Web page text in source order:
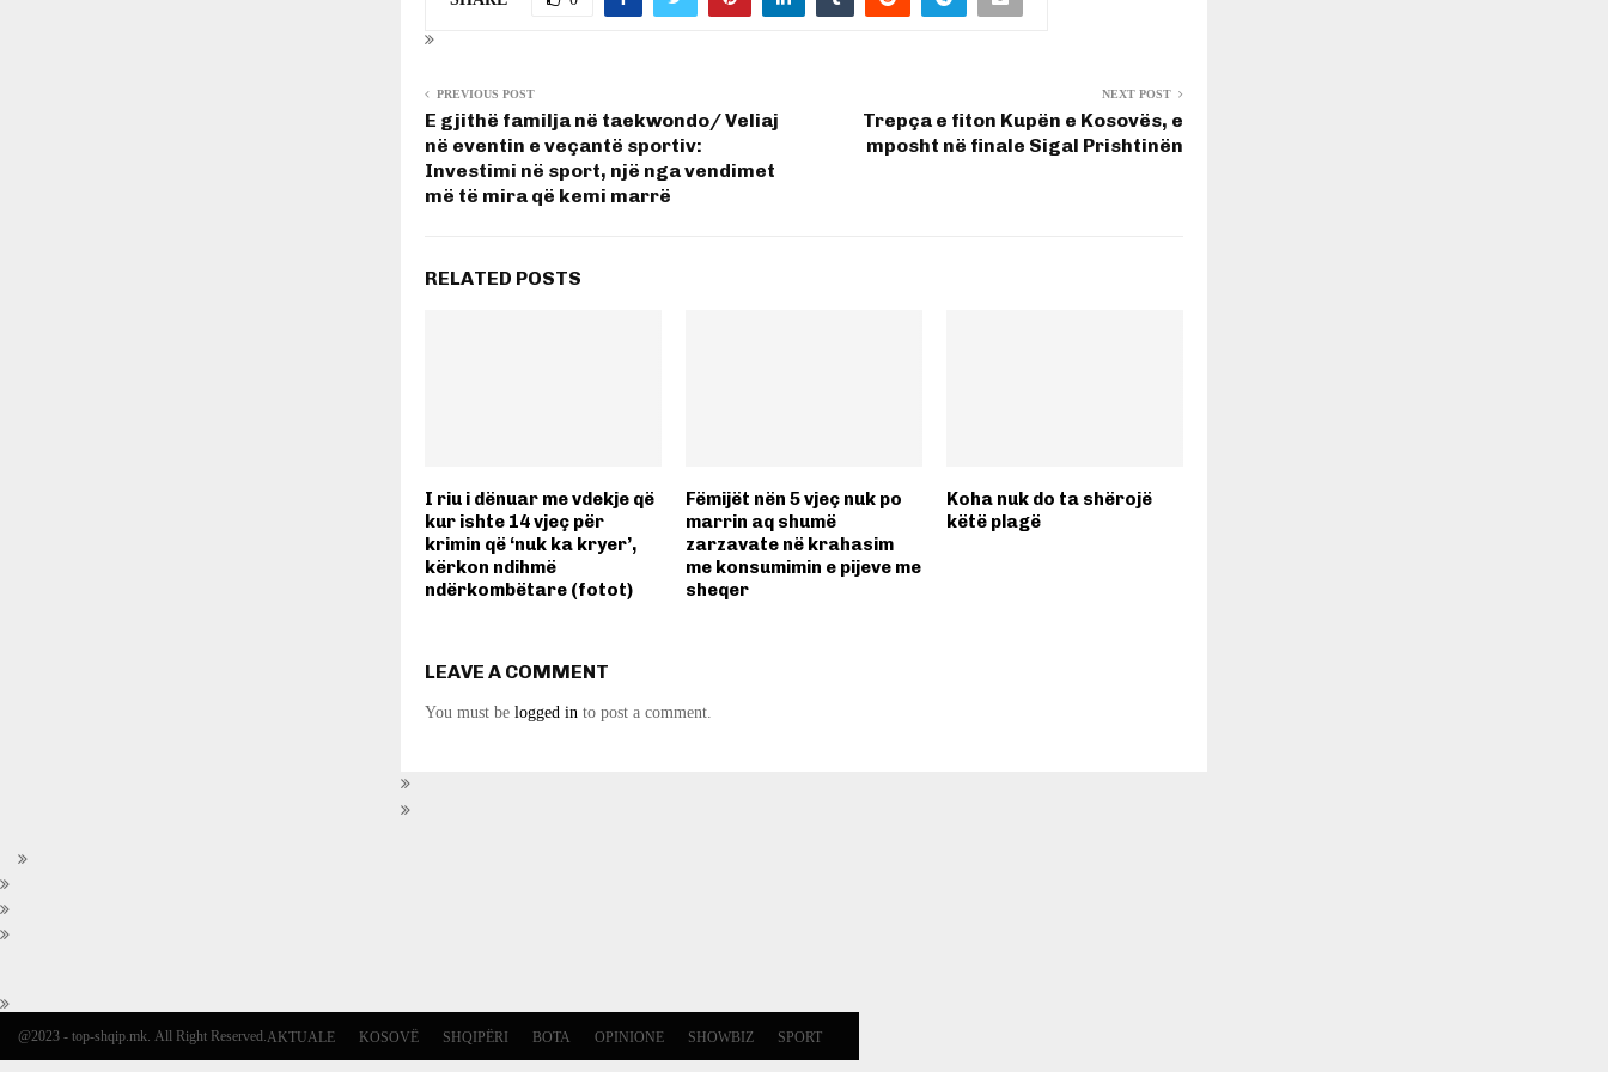
PREVIOUS POST
E gjithë familja në taekwondo/ Veliaj
në eventin e veçantë sportiv:
Investimi në sport, një nga vendimet
më të mira që kemi marrë
NEXT POST
Trepça e fiton Kupën e Kosovës, e
mposht në finale Sigal Prishtinën
RELATED POSTS
I riu i dënuar me vdekje që
kur ishte 14 vjeç për
krimin që ‘nuk ka kryer’,
kërkon ndihmë
ndërkombëtare (fotot)
Fëmijët nën 5 vjeç nuk po
marrin aq shumë
zarzavate në krahasim
me konsumimin e pijeve me
sheqer
Koha nuk do ta shërojë
këtë plagë
LEAVE A COMMENT
You must be logged in to post a comment.
@2023 - top-shqip.mk. All Right Reserved.AKTUALE KOSOVË SHQIPËRI BOTA OPINIONE SHOWBIZ SPORT